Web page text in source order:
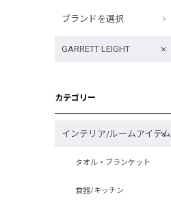
ブランドを選択
GARRETT LEIGHT
カテゴリー
インテリア/ルームアイテム
タオル・ブランケット
食器/キッチン